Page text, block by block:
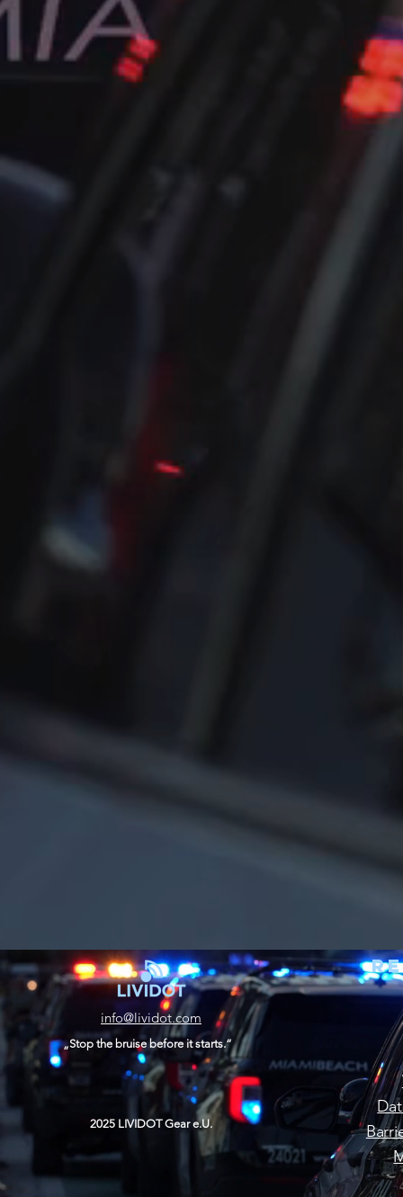
info@lividot.com
„Stop the bruise before it starts.“
2025 LIVIDOT Gear e.U.